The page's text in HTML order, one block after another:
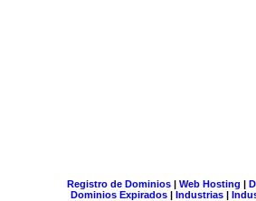
Registro de Dominios| Web Hosting |
Dominios Expirados | Industrias |